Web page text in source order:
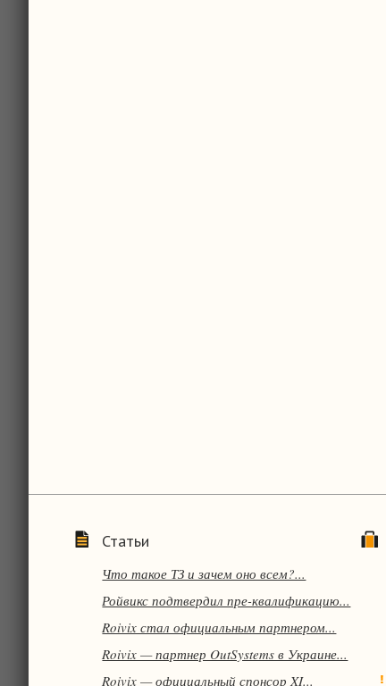
Статьи
Что такое ТЗ и зачем оно всем?...
Ройвикс подтвердил пре-квалификацию...
Roivix стал официальным партнером...
Roivix — партнер OutSystems в Украине...
Roivix — официальный спонсор XI...